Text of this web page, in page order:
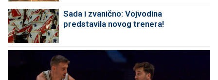
Sada i zvanično: Vojvodina
predstavila novog trenera!